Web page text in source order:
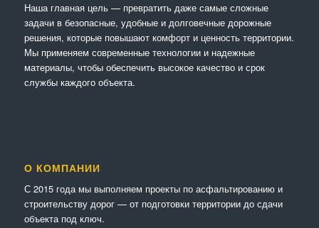
Наша главная цель — превратить даже самые сложные
задачи в безопасные, удобные и долговечные дорожные
решения, которые повышают комфорт и ценность территории.
Мы применяем современные технологии и надежные
материалы, чтобы обеспечить высокое качество и срок
службы каждого объекта.
О КОМПАНИИ
С 2015 года мы выполняем проекты по асфальтированию и
строительству дорог — от подготовки территории до сдачи
объекта под ключ.